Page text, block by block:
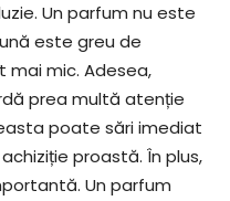
Un parfum nu este
este greu de
mai mic. Adesea,
prea multă atenție
poate sări imediat
proastă. În plus,
Un parfum